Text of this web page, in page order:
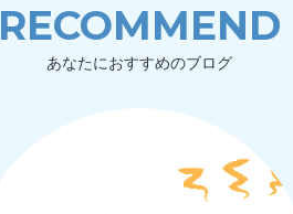
RECOMMEND
あなたにおすすめのブログ